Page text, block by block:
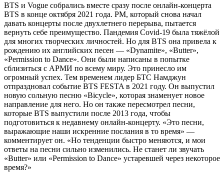
BTS и Vogue собрались вместе сразу после онлайн-концерта
BTS в конце октября 2021 года. РM, который снова начал
давать концерты после двухлетнего перерыва, пытается
вернуть себе преимущество. Пандемия Covid-19 была тяжёлой
для многих творческих личностей. Но для BTS она привела к
рождению их английских песен — «Dynamite», «Butter»,
«Permission to Dance». Они были написаны в попытке
сблизиться с АРМИ по всему миру. Это принесло им
огромный успех. Тем временем лидер БТС Намджун
отпраздновал событие BTS FESTA в 2021 году. Он выпустил
новую сольную песню «Bicycle», которая знаменует новое
направление для него. Но он также пересмотрел песни,
которые BTS выпустили после 2013 года, чтобы
подготовиться к недавнему онлайн-концерту. «Это песни,
выражающие наши искренние послания в то время» —
комментирует он. «Но тенденции быстро меняются, и мои
ответы на песни сильно изменились. Не станет ли звучать
«Butter» или «Permission to Dance» устаревшей через некоторое
время?»